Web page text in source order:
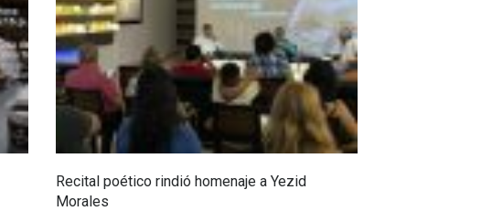
Recital poético rindió homenaje a Yezid
Morales